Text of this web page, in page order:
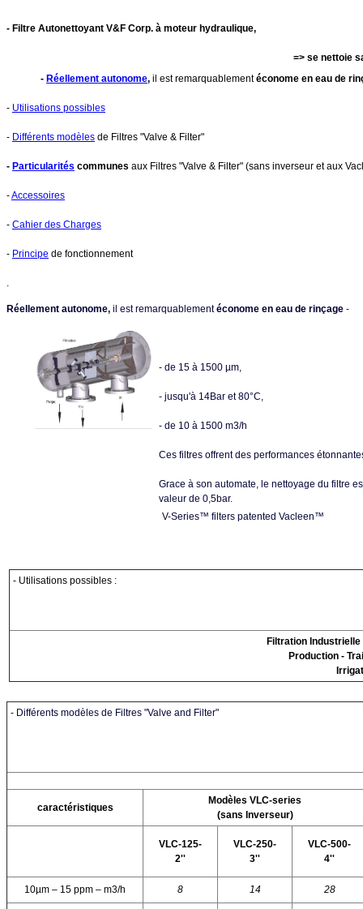
- Filtre Autonettoyant V&F Corp. à moteur hydraulique,
=> se nettoie
- Réellement autonome, il est remarquablementéconome en eau de
- Utilisations possibles
- Différents modèles de Filtres "Valve & Filter"
- Particularités communes aux Filtres "Valve & Filter" (sans inverseur et aux
-Accessoires
- Cahier des Charges
- Principe de fonctionnement
.
Réellement autonome, il est remarquablementéconome en eau de rinçage -
- de 15 à 1500 µm,
- jusqu'à 14Bar et 80°C,
- de 10 à 1500 m3/h
Ces filtres offrent des performances
Grace à son automate, le nettoyage du filtre
valeur de 0,5bar.
V-Series™ filters patented Vacleen™
- Utilisations possibles :
Filtration
Production -
- Différents modèles de Filtres "Valve and Filter"
caractéristiques
Modèles VLC-series
(sans Inverseur)
VLC-125-
2''
VLC-250-
3''
VLC-500-
4''
10µm – 15 ppm – m3/h 8 14 28